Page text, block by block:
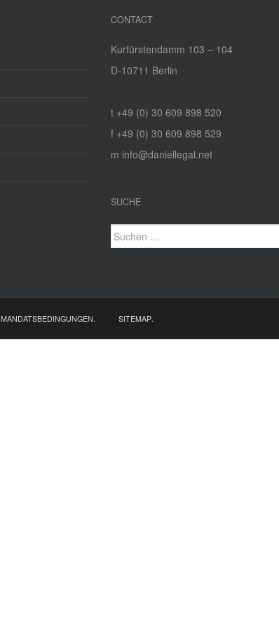
CONTACT
Kurfürstendamm 103 – 104
D‑10711 Berlin
t +49 (0) 30 609 898 520
f +49 (0) 30 609 898 529
m info@daniellegal.net
SUCHE
Suchen
nach:
MANDATSBEDINGUNGEN. SITEMAP.